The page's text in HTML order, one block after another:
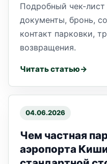
Подробный чек-лист
документы, бронь,
контакт парковки,
возвращения.
Читать статью
04.06.2026
Чем частная
аэропорта